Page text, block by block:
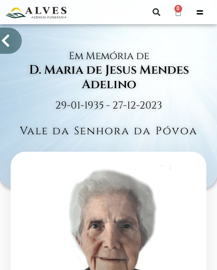
0
Em Memória de
D. Maria de Jesus Mendes
Adelino
29-01-1935 - 27-12-2023
Vale da Senhora da Póvoa